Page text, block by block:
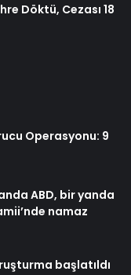
Döktü, Cezası 18
Operasyonu: 9
ABD, bir yanda
namaz
başlatıldı